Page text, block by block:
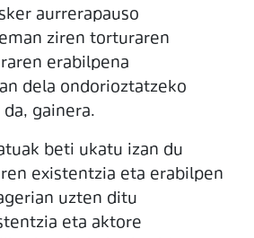
aurrerapauso
ziren torturaren
erabilpena
dela ondorioztatzeko
gainera.
beti ukatu izan du
existentzia eta erabilpen
uzten ditu
eta aktore